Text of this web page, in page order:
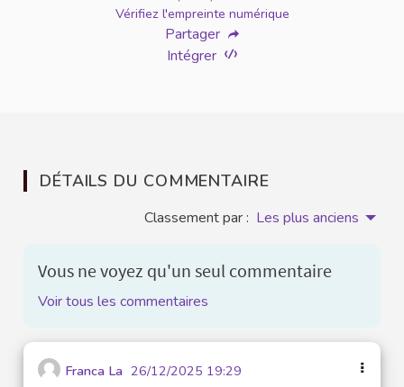
Vérifiez l'empreinte numérique
Partager
Intégrer
DÉTAILS DU COMMENTAIRE
Classement par : Les plus anciens
Vous ne voyez qu'un seul commentaire
Voir tous les commentaires
Franca La 26/12/2025 19:29